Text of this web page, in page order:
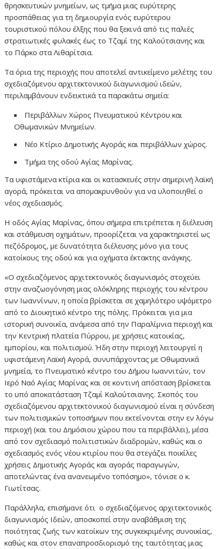
θρησκευτικών μνημείων, ως τμήμα μιας ευρύτερης
προσπάθειας για τη δημιουργία ενός ευρύτερου
τουριστικού πόλου έλξης που θα ξεκινά από τις παλιές
στρατιωτικές φυλακές έως το Τζαμί της Καλούτσιανης και
το Πάρκο στα Λιθαρίτσια.
Τα όρια της περιοχής που αποτελεί αντικείμενο μελέτης του
σχεδιαζόμενου αρχιτεκτονικού διαγωνισμού ιδεών,
περιλαμβάνουν ενδεικτικά τα παρακάτω σημεία:
Περιβάλλων Χώρος Πνευματικού Κέντρου και
Οθωμανικών Μνημείων.
Νέο Κτίριο Δημοτικής Αγοράς και περιβάλλων χώρος.
Τμήμα της οδού Αγίας Μαρίνας.
Τα υφιστάμενα κτίρια και οι κατασκευές στην σημερινή λαϊκή
αγορά, πρόκειται να απομακρυνθούν για να υλοποιηθεί ο
νέος σχεδιασμός.
Η οδός Αγίας Μαρίνας, όπου σήμερα επιτρέπεται η διέλευση
και στάθμευση οχημάτων, προορίζεται να χαρακτηριστεί ως
πεζόδρομος, με δυνατότητα διέλευσης μόνο για τους
κατοίκους της οδού και για οχήματα έκτακτης ανάγκης.
«Ο σχεδιαζόμενος αρχιτεκτονικός διαγωνισμός στοχεύει
στην αναζωογόνηση μιας ολόκληρης περιοχής του κέντρου
των Ιωαννίνων, η οποία βρίσκεται σε χαμηλότερο υψόμετρο
από το Διοικητικό κέντρο της πόλης. Πρόκειται για μια
ιστορική συνοικία, ανάμεσα από την Παραλίμνια περιοχή και
την Κεντρική πλατεία Πύρρου, με χρήσεις κατοικίας,
εμπορίου, και πολιτισμού. Ήδη στην περιοχή λειτουργεί η
υφιστάμενη Λαϊκή Αγορά, συνυπάρχοντας με Οθωμανικά
μνημεία, το Πνευματικό κέντρο του Δήμου Ιωαννιτών, τον
Ιερό Ναό Αγίας Μαρίνας και σε κοντινή απόσταση βρίσκεται
το υπό αποκατάσταση Τζαμί Καλούτσιανης. Σκοπός του
σχεδιαζόμενου αρχιτεκτονικού διαγωνισμού είναι η σύνδεση
των πολιτισμικών τοποσήμων που εκτείνονται στην εν λόγω
περιοχή (και του Δημόσιου χώρου που τα περιβάλλει), μέσα
από τον σχεδιασμό πολιτιστικών διαδρομών, καθώς και ο
σχεδιασμός ενός νέου κτιρίου που θα στεγάζει ποικίλες
χρήσεις Δημοτικής Αγοράς και αγοράς παραγωγών,
αποτελώντας ένα ανανεωμένο τοπόσημο», τόνισε ο κ.
Γιωτίτσας.
Παράλληλα, επισήμανε ότι ο σχεδιαζόμενος αρχιτεκτονικός
διαγωνισμός Ιδεών, αποσκοπεί στην αναβάθμιση της
ποιότητας ζωής των κατοίκων της συγκεκριμένης συνοικίας,
καθώς και στον επαναπροσδιορισμό της ταυτότητας μιας